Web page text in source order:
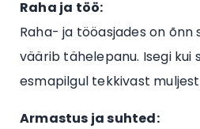
Raha ja töö:
Raha- ja tööasjades on
väärib tähelepanu. Isegi kui
esmapilgul tekkivast
Armastus ja suhted: